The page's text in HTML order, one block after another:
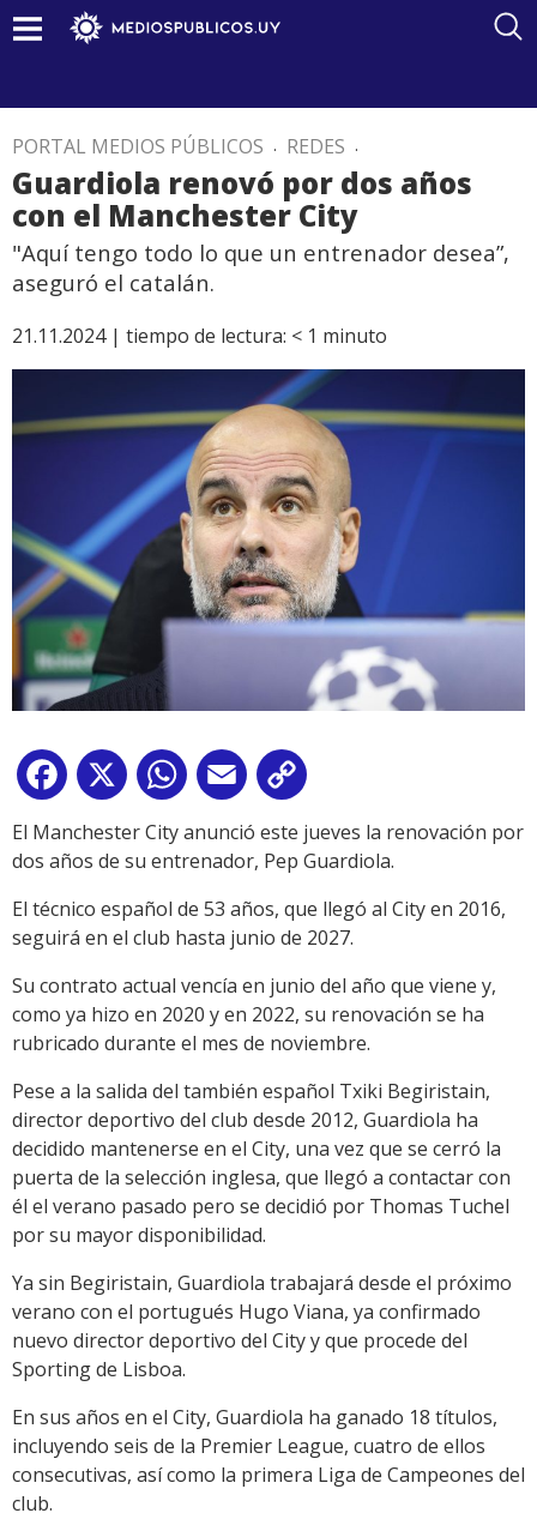
PORTAL MEDIOS PÚBLICOS . REDES .
Guardiola renovó por dos años
con el Manchester City
"Aquí tengo todo lo que un entrenador desea”,
aseguró el catalán.
21.11.2024 | tiempo de lectura: < 1 minuto
Facebook
X WhatsApp
Email
Link
El Manchester City anunció este jueves la renovación por
dos años de su entrenador, Pep Guardiola.
El técnico español de 53 años, que llegó al City en 2016,
seguirá en el club hasta junio de 2027.
Su contrato actual vencía en junio del año que viene y,
como ya hizo en 2020 y en 2022, su renovación se ha
rubricado durante el mes de noviembre.
Pese a la salida del también español Txiki Begiristain,
director deportivo del club desde 2012, Guardiola ha
decidido mantenerse en el City, una vez que se cerró la
puerta de la selección inglesa, que llegó a contactar con
él el verano pasado pero se decidió por Thomas Tuchel
por su mayor disponibilidad.
Ya sin Begiristain, Guardiola trabajará desde el próximo
verano con el portugués Hugo Viana, ya confirmado
nuevo director deportivo del City y que procede del
Sporting de Lisboa.
En sus años en el City, Guardiola ha ganado 18 títulos,
incluyendo seis de la Premier League, cuatro de ellos
consecutivas, así como la primera Liga de Campeones del
club.